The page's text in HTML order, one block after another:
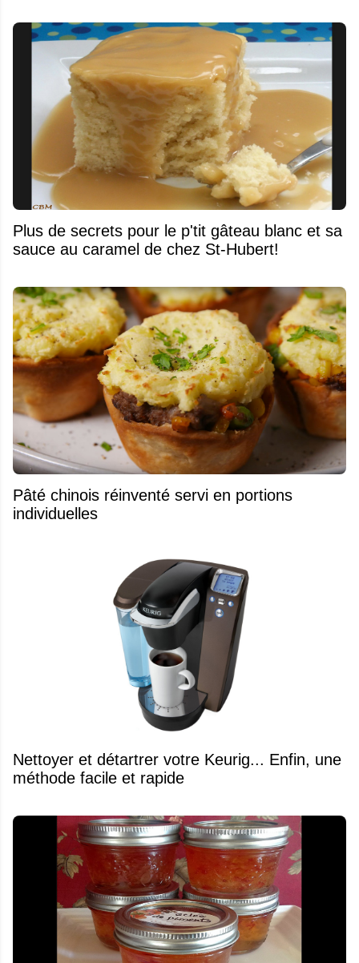
Plus de secrets pour le p'tit gâteau blanc et sa
sauce au caramel de chez St-Hubert!
Pâté chinois réinventé servi en portions
individuelles
Nettoyer et détartrer votre Keurig... Enfin, une
méthode facile et rapide